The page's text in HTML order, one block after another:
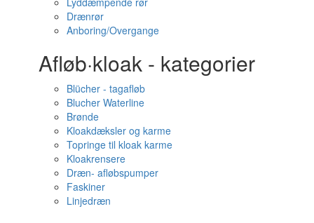
Drænrør
Anboring/Overgange
Afløb·kloak - kategorier
Blücher - tagafløb
Blucher Waterline
Brønde
Kloakdæksler og karme
Topringe til kloak karme
Kloakrensere
Dræn- afløbspumper
Faskiner
Linjedræn